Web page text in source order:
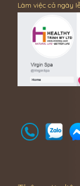
Làm việc cả ngày